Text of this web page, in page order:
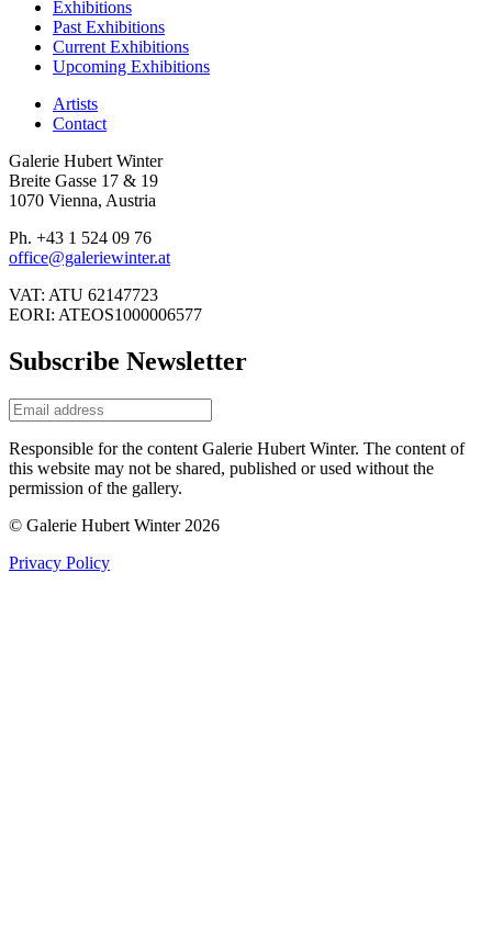
Exhibitions
Past Exhibitions
Current Exhibitions
Upcoming Exhibitions
Artists
Contact
Galerie Hubert Winter
Breite Gasse 17 & 19
1070 Vienna, Austria
Ph. +43 1 524 09 76
office@galeriewinter.at
VAT: ATU 62147723
EORI: ATEOS1000006577
Subscribe Newsletter
Responsible for the content Galerie Hubert Winter. The content of
this website may not be shared, published or used without the
permission of the gallery.
© Galerie Hubert Winter 2026
Privacy Policy